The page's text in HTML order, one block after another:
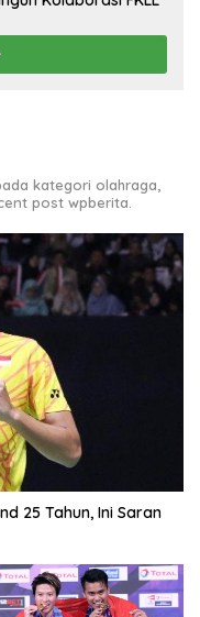
kategori olahraga,
post wpberita.
25 Tahun, Ini Saran